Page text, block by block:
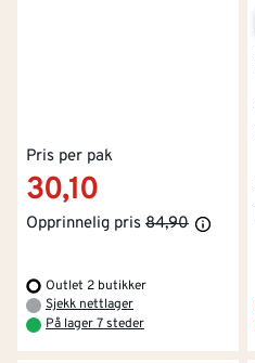
Pris per pak
30,10
Opprinnelig pris 84,90
Outlet 2 butikker
Sjekk nettlager
På lager 7 steder